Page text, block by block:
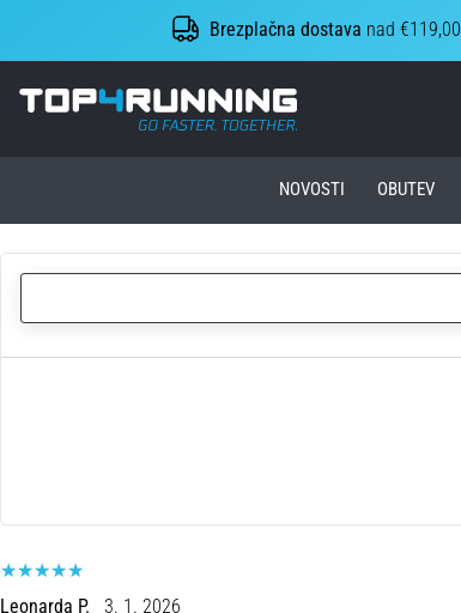
Brezplačna dostava nad €119,00
Top4Running.si
NOVOSTI OBUTEV
Leonarda P. 3. 1. 2026